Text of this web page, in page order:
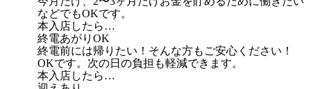
などでもOKです。
本入店したら…
終電あがりOK
終電前には帰りたい！そんな方もご安心ください！
OKです。次の日の負担も軽減できます。
本入店したら…